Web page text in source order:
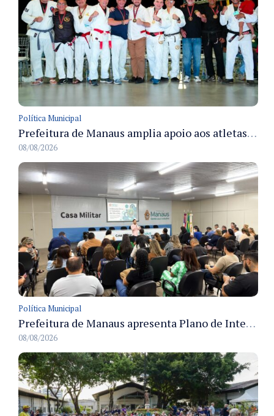
Política Municipal
Prefeitura de Manaus amplia apoio aos atletas de 100 para 150 beneficiados a partir do próximo ano
08/08/2026
Política Municipal
Prefeitura de Manaus apresenta Plano de Integridade da CGM e qualifica servidores para governança e conformidade no biênio 2027-2028
08/08/2026